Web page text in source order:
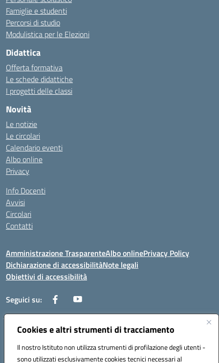
Cookies e altri strumenti di tracciamento
Il nostro Istituto non utilizza strumenti di profilazione degli utenti -
sono utilizzati esclusivamente cookies tecnici necessari al
Famiglie e studenti
Percorsi di studio
Modulistica per le Elezioni
Didattica
Offerta formativa
Le schede didattiche
I progetti delle classi
Novità
Le notizie
Le circolari
Calendario eventi
Albo online
Privacy
Info Docenti
Avvisi
Circolari
Contatti
Amministrazione TrasparenteAlbo onlinePrivacy Policy
Dichiarazione di accessibilitàNote legali
Obiettivi di accessibilità
Seguici su:
Corso Roma, 1 71100 FOGGIA (FG)
Codice meccanografico: FGPM03000E